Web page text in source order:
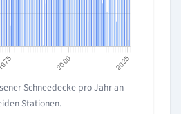
Schneedecke pro Jahr an
Stationen.